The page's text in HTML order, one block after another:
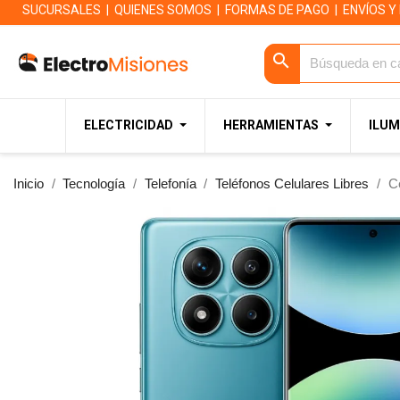
SUCURSALES QUIENES SOMOS FORMAS DE PAGO ENVÍOS
search
ELECTRICIDAD HERRAMIENTAS
Inicio Tecnología Telefonía Teléfonos Celulares Libres